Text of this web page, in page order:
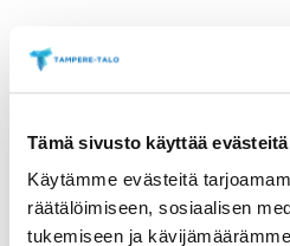
Tämä sivusto käyttää evästeitä
Käytämme evästeitä
räätälöimiseen, sosiaalisen
tukemiseen ja
Huomaathan, että
aikana myös muita
Pikkujoulubuffetin menu:
Pintapaahdettua